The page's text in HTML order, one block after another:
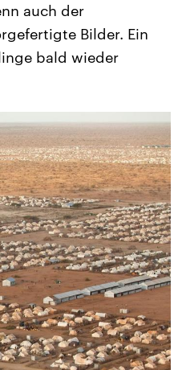
auch der
Bilder. Ein
bald wieder